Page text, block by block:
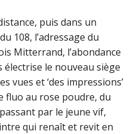
puis dans un
108, l’adressage du
Mitterrand, l’abondance
électrise le nouveau siège
vues et ‘des impressions’
fluo au rose poudre, du
par le jeune vif,
qui renaît et revit en